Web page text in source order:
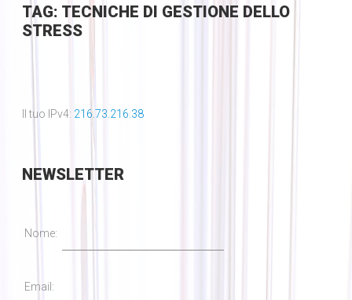
TAG: TECNICHE DI GESTIONE DELLO
STRESS
Il tuo IPv4: 216.73.216.38
NEWSLETTER
Nome:
Email: